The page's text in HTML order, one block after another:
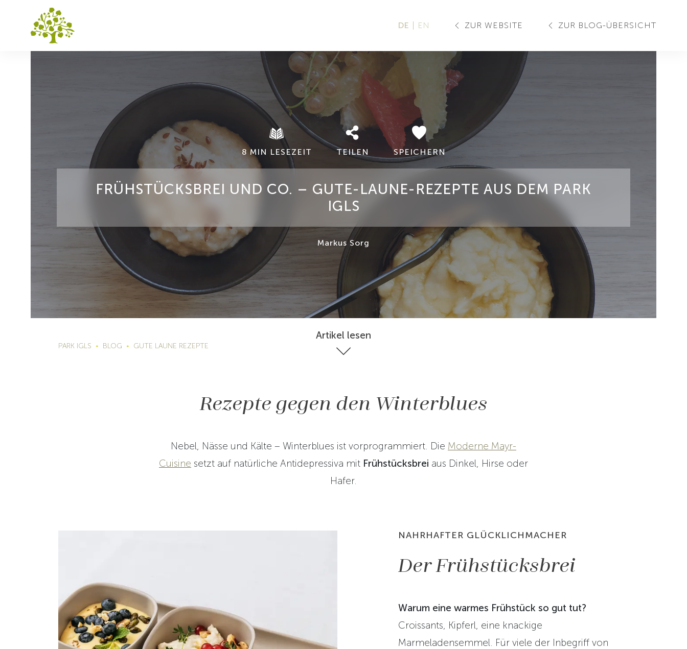
DE EN ZUR WEBSITE ZUR BLOG-ÜBERSICHT
8 MIN LESEZEIT TEILEN SPEICHERN
FRÜHSTÜCKSBREI UND CO. – GUTE-LAUNE-REZEPTE AUS DEM PARK
IGLS
Markus Sorg
Artikel lesen
PARK IGLS BLOG GUTE LAUNE REZEPTE
Rezepte gegen den Winterblues
Nebel, Nässe und Kälte – Winterblues ist vorprogrammiert. Die Moderne Mayr-
Cuisine setzt auf natürliche Antidepressiva mit Frühstücksbrei aus Dinkel, Hirse oder
Hafer.
NAHRHAFTER GLÜCKLICHMACHER
Der Frühstücksbrei
Warum eine warmes Frühstück so gut tut?
Croissants, Kipferl, eine knackige
Marmeladensemmel. Für viele der Inbegriff von